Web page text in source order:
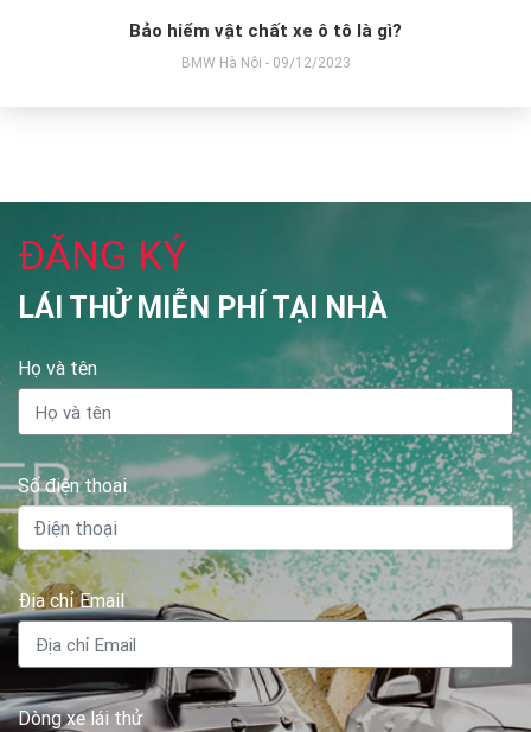
Bảo hiểm vật chất xe ô tô là gì?
BMW Hà Nội - 09/12/2023
ĐĂNG KÝ
LÁI THỬ MIỄN PHÍ TẠI NHÀ
Họ và tên
Số điện thoại
Địa chỉ Email
Dòng xe lái thử